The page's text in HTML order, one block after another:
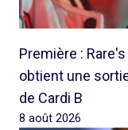
Première :
obtient une
de Cardi B
8 août 2026